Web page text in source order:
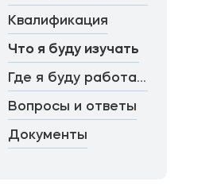
Квалификация
Что я буду изучать
Где я буду работать
Вопросы и ответы
Документы